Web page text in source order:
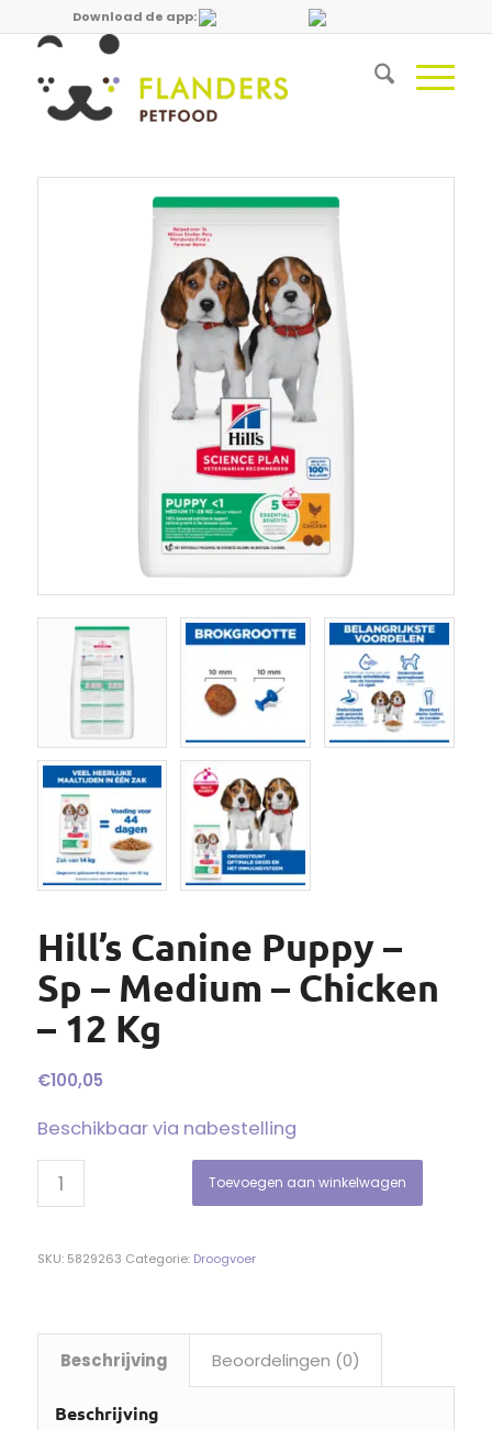
Download de app:
Hill’s Canine Puppy –
Sp – Medium – Chicken
– 12 Kg
€100,05
Beschikbaar via nabestelling
Toevoegen aan winkelwagen
SKU: 5829263 Categorie: Droogvoer
Beschrijving Beoordelingen (0)
Beschrijving